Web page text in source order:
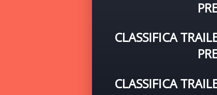
CLASSIFICA
CLASSIFICA